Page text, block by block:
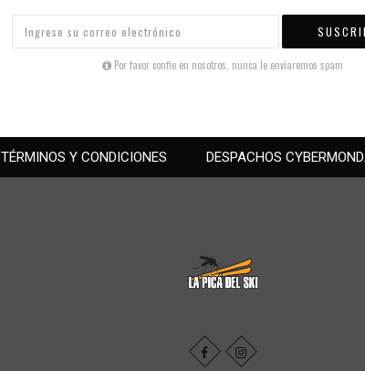
Por favor confie en nosotros, nunca le enviaremos spam
TÉRMINOS Y CONDICIONES DESPACHOS